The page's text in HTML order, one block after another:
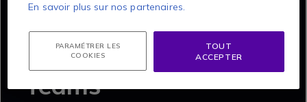
Visioconférence
Yealink Microsoft
Teams
En savoir plus sur nos partenaires.
PARAMÉTRER LES
COOKIES
TOUT
ACCEPTER